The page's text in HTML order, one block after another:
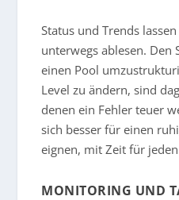
Status und Trends
unterwegs ablesen. Den
einen Pool
Level zu ändern, sind
denen ein Fehler teuer
sich besser für einen
eignen, mit Zeit für
MONITORING UND